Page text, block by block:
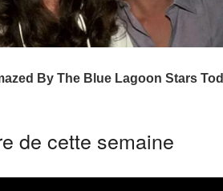
de cette semaine